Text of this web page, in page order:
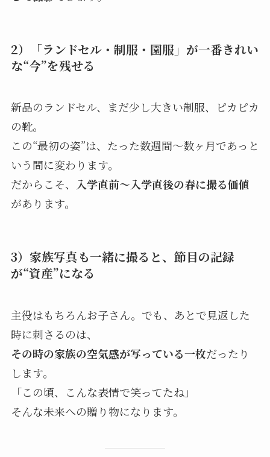
2）「ランドセル・制服・園服」が一番きれい
な“今”を残せる
新品のランドセル、まだ少し大きい制服、ピカピカ
の靴。
この“最初の姿”は、たった数週間〜数ヶ月であっと
いう間に変わります。
だからこそ、 入学直前〜入学直後の春に撮る価値
があります。
3）家族写真も一緒に撮ると、節目の記録
が“資産”になる
主役はもちろんお子さん。でも、あとで見返した
時に刺さるのは、
その時の家族の空気感が写っている一枚だったり
します。
「この頃、こんな表情で笑ってたね」
そんな未来への贈り物になります。